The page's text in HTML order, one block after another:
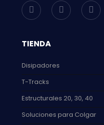
TIENDA
Disipadores
T-Tracks
Estructurales 20, 30, 40
Soluciones para Colgar